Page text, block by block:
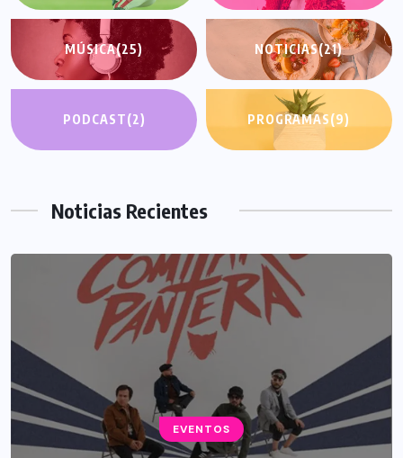
MÚSICA(25) NOTICIAS(21)
PODCAST(2) PROGRAMAS(9)
Noticias Recientes
EVENTOS